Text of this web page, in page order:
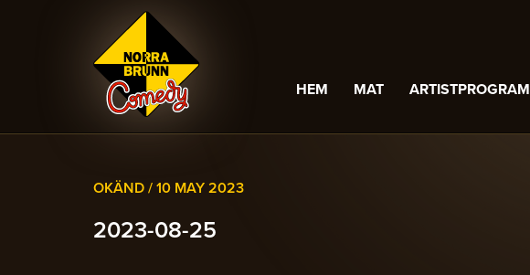
HEM
MAT ARTISTPROGRAM
OKÄND / 10 MAY 2023
2023-08-25